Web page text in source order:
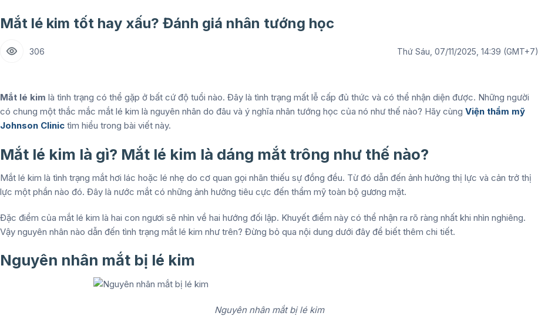
Mắt lé kim tốt hay xấu? Đánh giá nhân tướng học
306 Thứ Sáu, 07/11/2025, 14:39 (GMT+7)
Mắt lé kim là tình trạng có thể gặp ở bất cứ độ tuổi nào. Đây là tình trạng mất lễ cấp đủ thức và có thể nhận diện được. Những người
có chung một thắc mắc mắt lé kim là nguyên nhân do đâu và ý nghĩa nhân tướng học của nó như thế nào? Hãy cùng Viện thẩm mỹ
Johnson Clinic tìm hiểu trong bài viết này.
Mắt lé kim là gì? Mắt lé kim là dáng mắt trông như thế nào?
Mắt lé kim là tình trạng mắt hơi lác hoặc lé nhẹ do cơ quan gọi nhãn thiếu sự đồng đều. Từ đó dẫn đến ảnh hưởng thị lực và cản trở thị
lực một phần nào đó. Đây là nước mắt có những ảnh hưởng tiêu cực đến thẩm mỹ toàn bộ gương mặt.
Đặc điểm của mắt lé kim là hai con ngươi sẽ nhìn về hai hướng đối lập. Khuyết điểm này có thể nhận ra rõ ràng nhất khi nhìn nghiêng.
Vậy nguyên nhân nào dẫn đến tình trạng mắt lé kim như trên? Đừng bỏ qua nội dung dưới đây để biết thêm chi tiết.
Nguyên nhân mắt bị lé kim
Nguyên nhân mắt bị lé kim